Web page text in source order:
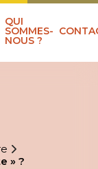
QUI
SOMMES-
NOUS ?
» ?